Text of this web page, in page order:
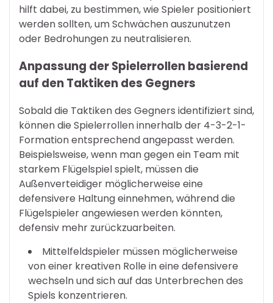
hilft dabei, zu bestimmen, wie Spieler positioniert
werden sollten, um Schwächen auszunutzen
oder Bedrohungen zu neutralisieren.
Anpassung der Spielerrollen basierend
auf den Taktiken des Gegners
Sobald die Taktiken des Gegners identifiziert sind,
können die Spielerrollen innerhalb der 4-3-2-1-
Formation entsprechend angepasst werden.
Beispielsweise, wenn man gegen ein Team mit
starkem Flügelspiel spielt, müssen die
Außenverteidiger möglicherweise eine
defensivere Haltung einnehmen, während die
Flügelspieler angewiesen werden könnten,
defensiv mehr zurückzuarbeiten.
Mittelfeldspieler müssen möglicherweise
von einer kreativen Rolle in eine defensivere
wechseln und sich auf das Unterbrechen des
Spiels konzentrieren.